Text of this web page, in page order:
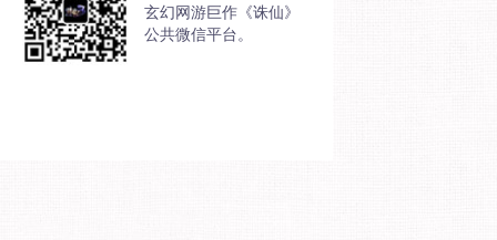
玄幻网游巨作《诛仙》
公共微信平台。